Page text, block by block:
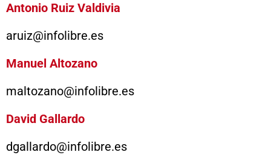
Antonio Ruiz Valdivia
aruiz@infolibre.es
Manuel Altozano
maltozano@infolibre.es
David Gallardo
dgallardo@infolibre.es